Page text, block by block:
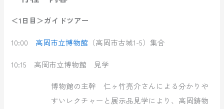
＜1日目＞ガイドツアー
10:00 高岡市立博物館 （高岡市古城1-5）集合
10:15 高岡市立博物館 見学
博物館の主幹 仁ヶ竹亮介さんによる分かりや
すいレクチャーと展示品見学により、高岡鋳物